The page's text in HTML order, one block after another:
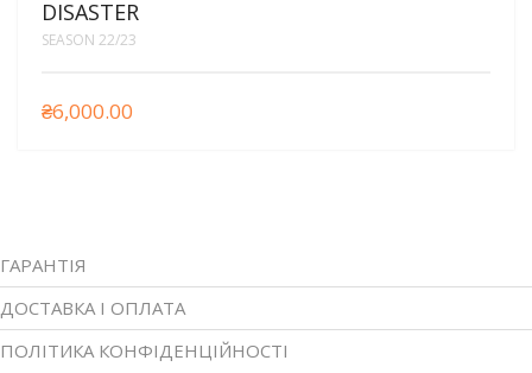
DISASTER
SEASON 22/23
₴6,000.00
ГАРАНТІЯ
ДОСТАВКА І ОПЛАТА
ПОЛІТИКА КОНФІДЕНЦІЙНОСТІ